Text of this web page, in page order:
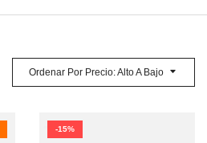
Ordenar Por Precio: Alto A Bajo
-15%